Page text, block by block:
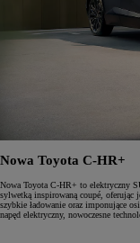
Nowa Toyota C-HR+
Nowa Toyota C-HR+ to elektryczny
sylwetką inspirowaną coupé, oferując
szybkie ładowanie oraz imponujące
napęd elektryczny, nowoczesne